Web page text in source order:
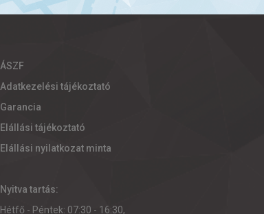
ÁSZF
Adatkezelési tájékoztató
Garancia
Elállási tájékoztató
Elállási nyilatkozat minta
Nyitva tartás:
Hétfő - Péntek: 07:30 - 16:30,